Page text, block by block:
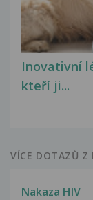
Inovativní
kteří ji...
VÍCE DOTAZŮ Z
Nakaza HIV